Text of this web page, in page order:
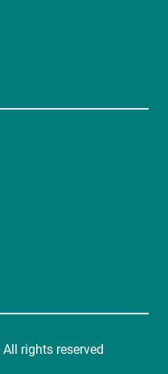
rights reserved